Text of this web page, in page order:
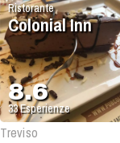
Ristorante
Colonial Inn
8.6
33Esperienze
Treviso